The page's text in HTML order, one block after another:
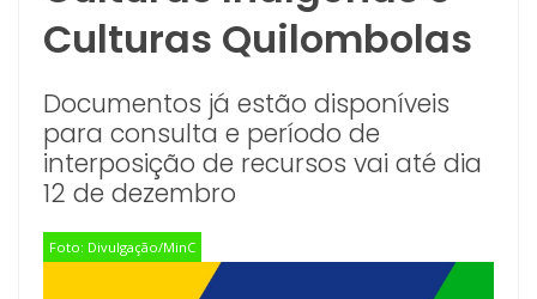
Culturas Quilombolas
Documentos já estão disponíveis
para consulta e período de
interposição de recursos vai até dia
12 de dezembro
Foto: Divulgação/MinC